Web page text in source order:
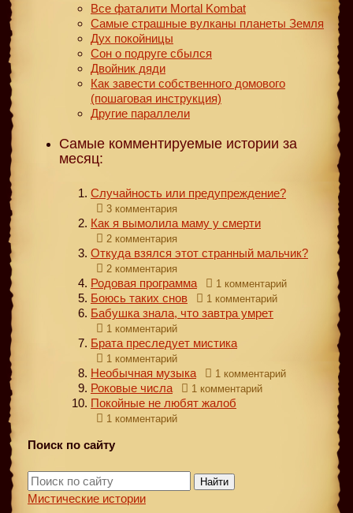
Все фаталити Mortal Kombat
Самые страшные вулканы планеты Земля
Дух покойницы
Сон о подруге сбылся
Двойник дяди
Как завести собственного домового
(пошаговая инструкция)
Другие параллели
Самые комментируемые истории за
месяц:
Случайность или предупреждение?
3 комментария
Как я вымолила маму у смерти
2 комментария
Откуда взялся этот странный мальчик?
2 комментария
Родовая программа 1 комментарий
Боюсь таких снов 1 комментарий
Бабушка знала, что завтра умрет
1 комментарий
Брата преследует мистика
1 комментарий
Необычная музыка 1 комментарий
Роковые числа 1 комментарий
Покойные не любят жалоб
1 комментарий
Поиск по сайту
Найти
Мистические истории